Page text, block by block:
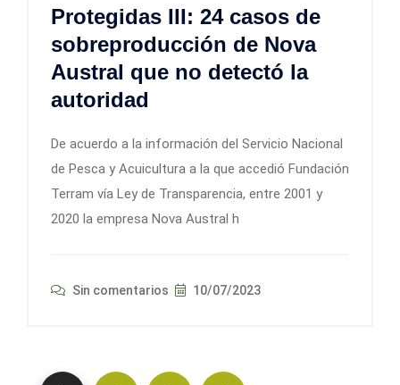
Protegidas III: 24 casos de
sobreproducción de Nova
Austral que no detectó la
autoridad
De acuerdo a la información del Servicio Nacional
de Pesca y Acuicultura a la que accedió Fundación
Terram vía Ley de Transparencia, entre 2001 y
2020 la empresa Nova Austral h
Sin comentarios 10/07/2023